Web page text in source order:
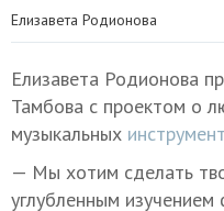
Елизавета Родионова
Елизавета Родионова
Тамбова с проектом о
музыкальных
— Мы хотим сделать
углубленным